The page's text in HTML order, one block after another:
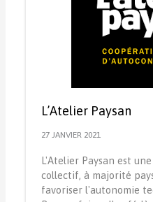
L’Atelier Paysan
27 JANVIER 2021
L'Atelier Paysan est
collectif, à majorité
favoriser l'autonomie